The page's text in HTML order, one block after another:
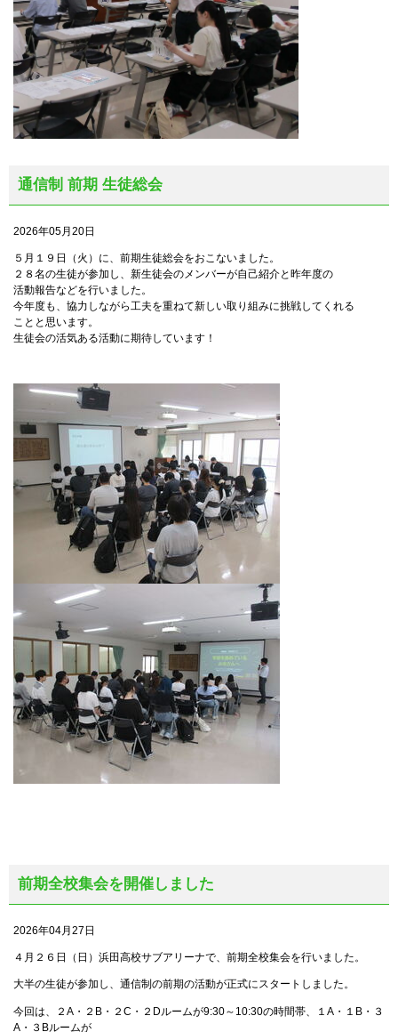
通信制 前期 生徒総会
2026年05月20日
５月１９日（火）に、前期生徒総会をおこないました。
２８名の生徒が参加し、新生徒会のメンバーが自己紹介と昨年度の
活動報告などを行いました。
今年度も、協力しながら工夫を重ねて新しい取り組みに挑戦してくれる
ことと思います。
生徒会の活気ある活動に期待しています！
前期全校集会を開催しました
2026年04月27日
４月２６日（日）浜田高校サブアリーナで、前期全校集会を行いました。
大半の生徒が参加し、通信制の前期の活動が正式にスタートしました。
今回は、２A・２B・２C・２Dルームが9:30～10:30の時間帯、１A・１B・３
A・３Bルームが